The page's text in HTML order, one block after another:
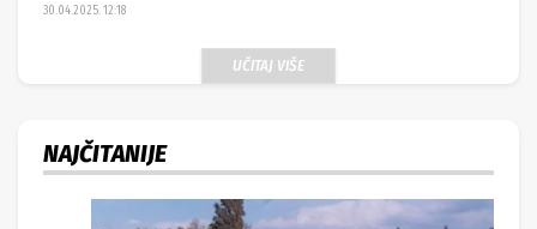
30.04.2025. 12:18
UČITAJ VIŠE
NAJČITANIJE